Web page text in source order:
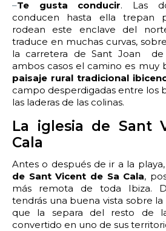
–Te gusta conducir. Las
conducen hasta ella trepan
rodean este enclave del
traduce en muchas curvas,
la carretera de Sant Joan de
ambos casos el camino es muy
paisaje rural tradicional
campo desperdigadas entre los
las laderas de las colinas.
La iglesia de Sant
Cala
Antes o después de ir a la
de Sant Vicent de Sa Cala,
más remota de toda Ibiza.
tendrás una buena vista sobre la
que la separa del resto de
convertido en uno de sus